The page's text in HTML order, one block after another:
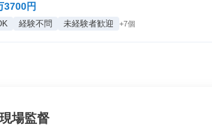
3700円
経験不問 未経験者歓迎 +7個
場監督